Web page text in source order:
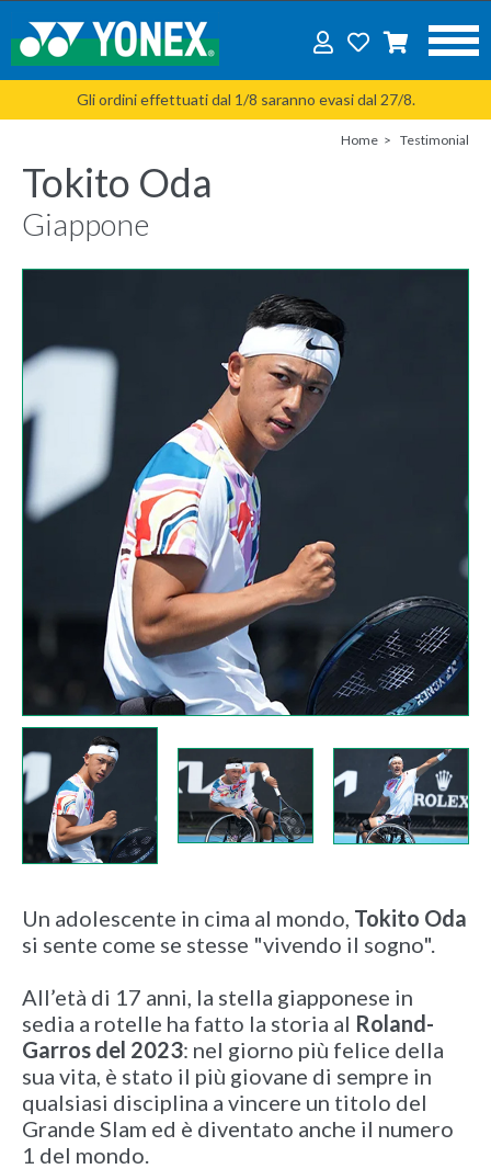
Gli ordini effettuati dal 1/8 saranno evasi dal 27/8.
Home Testimonial
Tokito Oda
Giappone
Un adolescente in cima al mondo, Tokito Oda
si sente come se stesse "vivendo il sogno".
All’età di 17 anni, la stella giapponese in
sedia a rotelle ha fatto la storia al Roland-
Garros del 2023: nel giorno più felice della
sua vita, è stato il più giovane di sempre in
qualsiasi disciplina a vincere un titolo del
Grande Slam ed è diventato anche il numero
1 del mondo.